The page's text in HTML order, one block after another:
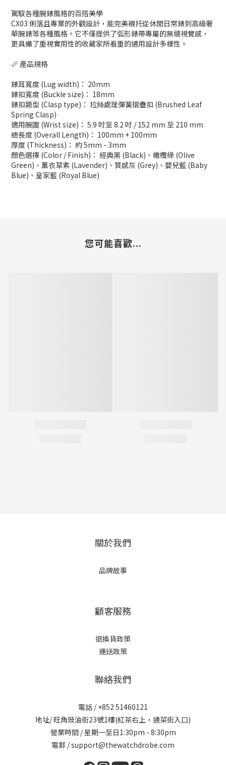
駕馭各種腕錶風格的百搭美學
CX03 俐落且專業的外觀設計，能完美襯托從休閒日常錶到高級奢
華腕錶等各種風格。它不僅提供了弧形錶帶專屬的無縫視覺感，
更具備了重視實用性的收藏家所看重的通用設計多樣性。
📏 產品規格
錶耳寬度 (Lug width)： 20mm
錶扣寬度 (Buckle size)： 18mm
錶扣類型 (Clasp type)： 拉絲處理彈簧摺疊扣 (Brushed Leaf
Spring Clasp)
適用腕圍 (Wrist size)： 5.9 吋至 8.2 吋 / 152 mm 至 210 mm
總長度 (Overall Length)： 100mm + 100mm
厚度 (Thickness)： 約 5mm - 3mm
顏色選擇 (Color / Finish)： 經典黑 (Black)、橄欖綠 (Olive
Green)、薰衣草紫 (Lavender)、質感灰 (Grey)、嬰兒藍 (Baby
Blue)、皇家藍 (Royal Blue)
您可能喜歡...
關於我們
品牌故事
顧客服務
退換貨政策
運送政策
聯絡我們
電話 / +852 51460121
地址/ 旺角豉油街23號1樓(紅茶右上，通菜街入口)
營業時間 / 星期一至日1:30pm - 8:30pm
電郵 / support@thewatchdrobe.com